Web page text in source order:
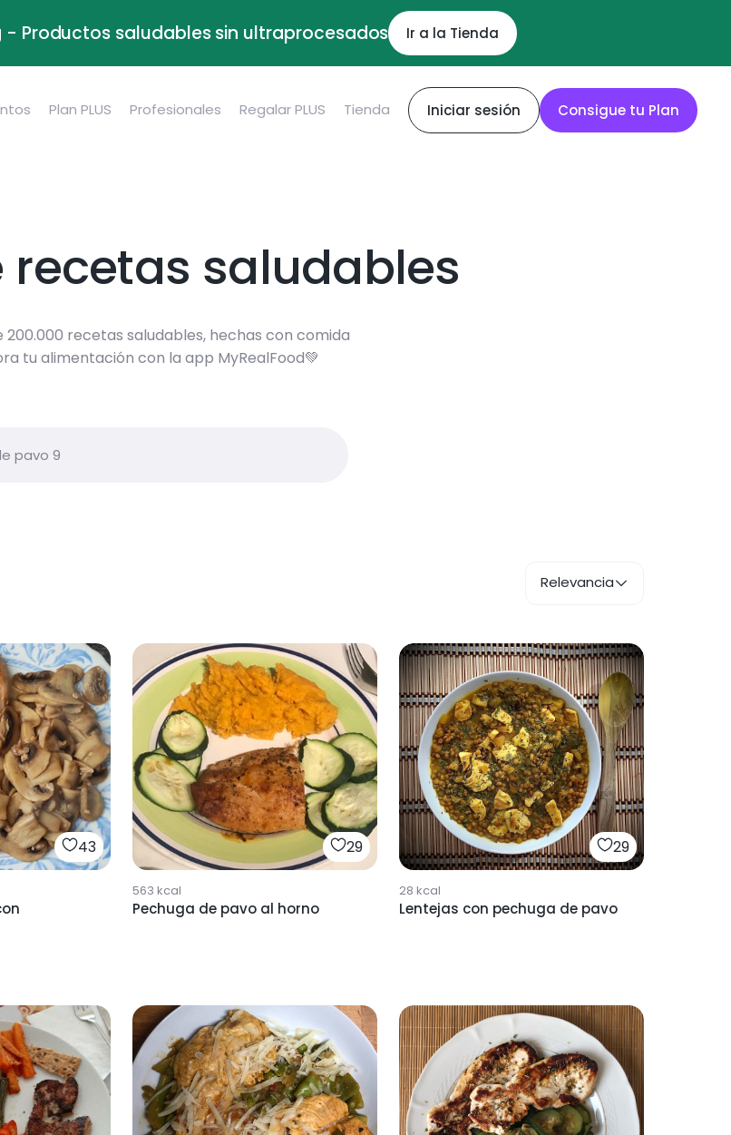
- Productos saludables sin ultraprocesados Ir a la Tienda
Plan PLUS Profesionales Regalar PLUS Tienda Iniciar sesión Consigue tu Plan
recetas saludables
200.000 recetas saludables, hechas con comida
tu alimentación con la app MyRealFood💚
Relevancia
43 29
563 kcal
Pechuga de pavo al horno
29
28 kcal
Lentejas con pechuga de pavo